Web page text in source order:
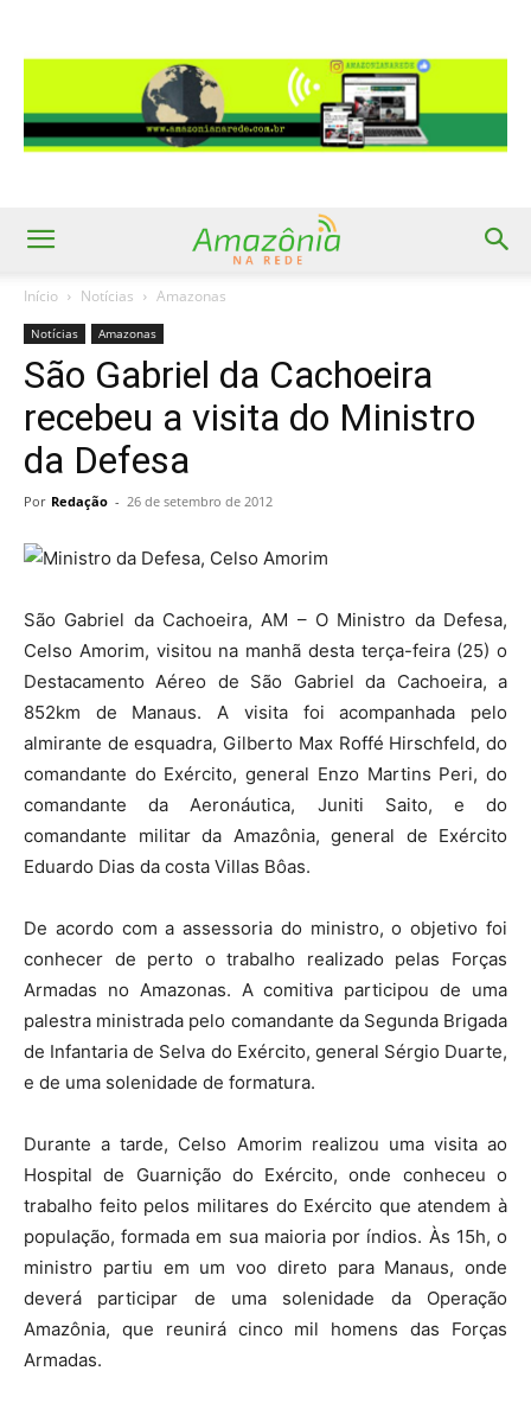
Início Notícias Amazonas
Notícias Amazonas
São Gabriel da Cachoeira
recebeu a visita do Ministro
da Defesa
Por Redação - 26 de setembro de 2012
São Gabriel da Cachoeira, AM – O Ministro da Defesa,
Celso Amorim, visitou na manhã desta terça-feira (25) o
Destacamento Aéreo de São Gabriel da Cachoeira, a
852km de Manaus. A visita foi acompanhada pelo
almirante de esquadra, Gilberto Max Roffé Hirschfeld, do
comandante do Exército, general Enzo Martins Peri, do
comandante da Aeronáutica, Juniti Saito, e do
comandante militar da Amazônia, general de Exército
Eduardo Dias da costa Villas Bôas.
De acordo com a assessoria do ministro, o objetivo foi
conhecer de perto o trabalho realizado pelas Forças
Armadas no Amazonas. A comitiva participou de uma
palestra ministrada pelo comandante da Segunda Brigada
de Infantaria de Selva do Exército, general Sérgio Duarte,
e de uma solenidade de formatura.
Durante a tarde, Celso Amorim realizou uma visita ao
Hospital de Guarnição do Exército, onde conheceu o
trabalho feito pelos militares do Exército que atendem à
população, formada em sua maioria por índios. Às 15h, o
ministro partiu em um voo direto para Manaus, onde
deverá participar de uma solenidade da Operação
Amazônia, que reunirá cinco mil homens das Forças
Armadas.